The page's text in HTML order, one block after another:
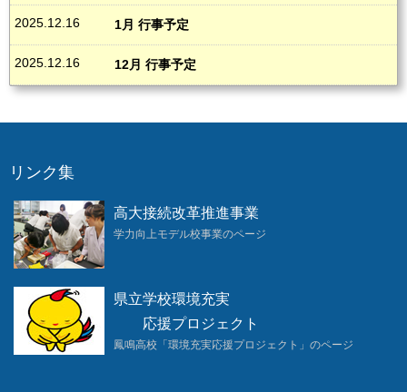
2025.12.16 1月 行事予定
2025.12.16 12月 行事予定
リンク集
高大接続改革推進事業
学力向上モデル校事業のページ
県立学校環境充実
応援プロジェクト
鳳鳴高校「環境充実応援プロジェクト」のページ